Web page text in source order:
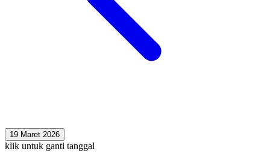
19 Maret 2026
klik untuk ganti tanggal